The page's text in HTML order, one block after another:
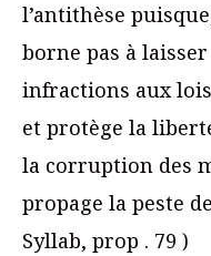
l’antithèse
borne pas à
infractions aux
et protège la
la corruption des
propage la peste
Syllab, prop . 79 )